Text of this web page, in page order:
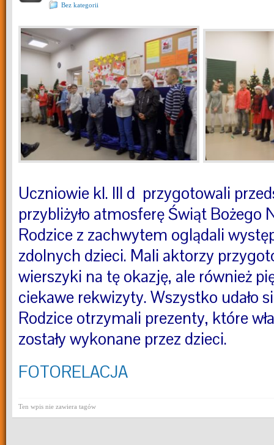
Bez kategorii
Uczniowie kl. III d przygotowali
przybliżyło atmosferę Świąt Bożego
Rodzice z zachwytem oglądali
zdolnych dzieci. Mali aktorzy
wierszyki na tę okazję, ale również
ciekawe rekwizyty. Wszystko udało
Rodzice otrzymali prezenty, które
zostały wykonane przez dzieci.
FOTORELACJA
Ten wpis nie zawiera tagów